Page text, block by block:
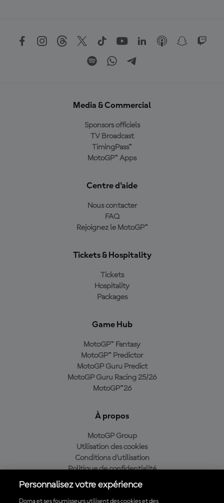
Media & Commercial
Sponsors officiels
TV Broadcast
TimingPass™
MotoGP™ Apps
Centre d'aide
Nous contacter
FAQ
Rejoignez le MotoGP™
Tickets & Hospitality
Tickets
Hospitality
Packages
Game Hub
MotoGP™ Fantasy
MotoGP™ Predictor
MotoGP Guru Predict
MotoGP Guru Racing 25/26
MotoGP™26
À propos
MotoGP Group
Utilisation des cookies
Conditions d'utilisation
Politique de confidentialité
Politique d’achat
Personnalisez votre expérience
Dorna et ses fournisseurs utilisent des cookies et des